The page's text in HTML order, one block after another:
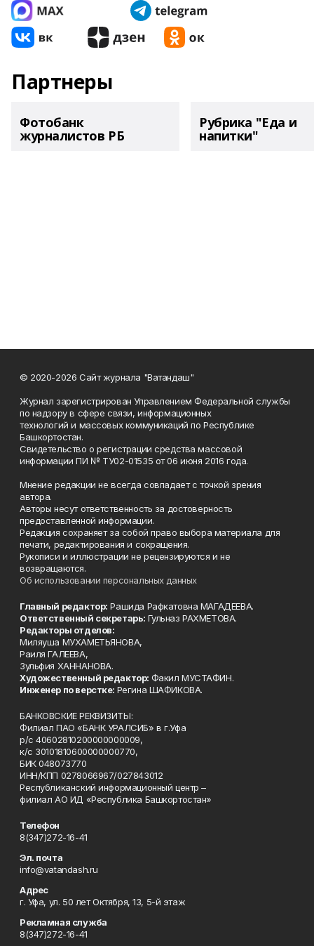
Партнеры
Фотобанк
журналистов РБ
Рубрика "Еда и
напитки"
© 2020-2026 Сайт журнала "Ватандаш"
Журнал зарегистрирован Управлением Федеральной службы
по надзору в сфере связи, информационных
технологий и массовых коммуникаций по Республике
Башкортостан.
Свидетельство о регистрации средства массовой
информации ПИ № ТУ02-01535 от 06 июня 2016 года.
Мнение редакции не всегда совпадает с точкой зрения
автора.
Авторы несут ответственность за достоверность
предоставленной информации.
Редакция сохраняет за собой право выбора материала для
печати, редактирования и сокращения.
Рукописи и иллюстрации не рецензируются и не
возвращаются.
Об использовании персональных данных
Главный редактор: Рашида Рафкатовна МАГАДЕЕВА.
Ответственный секретарь: Гульназ РАХМЕТОВА.
Редакторы отделов:
Миляуша МУХАМЕТЬЯНОВА,
Раиля ГАЛЕЕВА,
Зульфия ХАННАНОВА.
Художественный редактор: Факил МУСТАФИН.
Инженер по верстке: Регина ШАФИКОВА.
БАНКОВСКИЕ РЕКВИЗИТЫ:
Филиал ПАО «БАНК УРАЛСИБ» в г.Уфа
р/с 40602810200000000009,
к/с 30101810600000000770,
БИК 048073770
ИНН/КПП 0278066967/027843012
Республиканский информационный центр –
филиал АО ИД «Республика Башкортостан»
Телефон
8(347)272-16-41
Эл. почта
info@vatandash.ru
Адрес
г. Уфа, ул. 50 лет Октября, 13, 5-й этаж
Рекламная служба
8(347)272-16-41